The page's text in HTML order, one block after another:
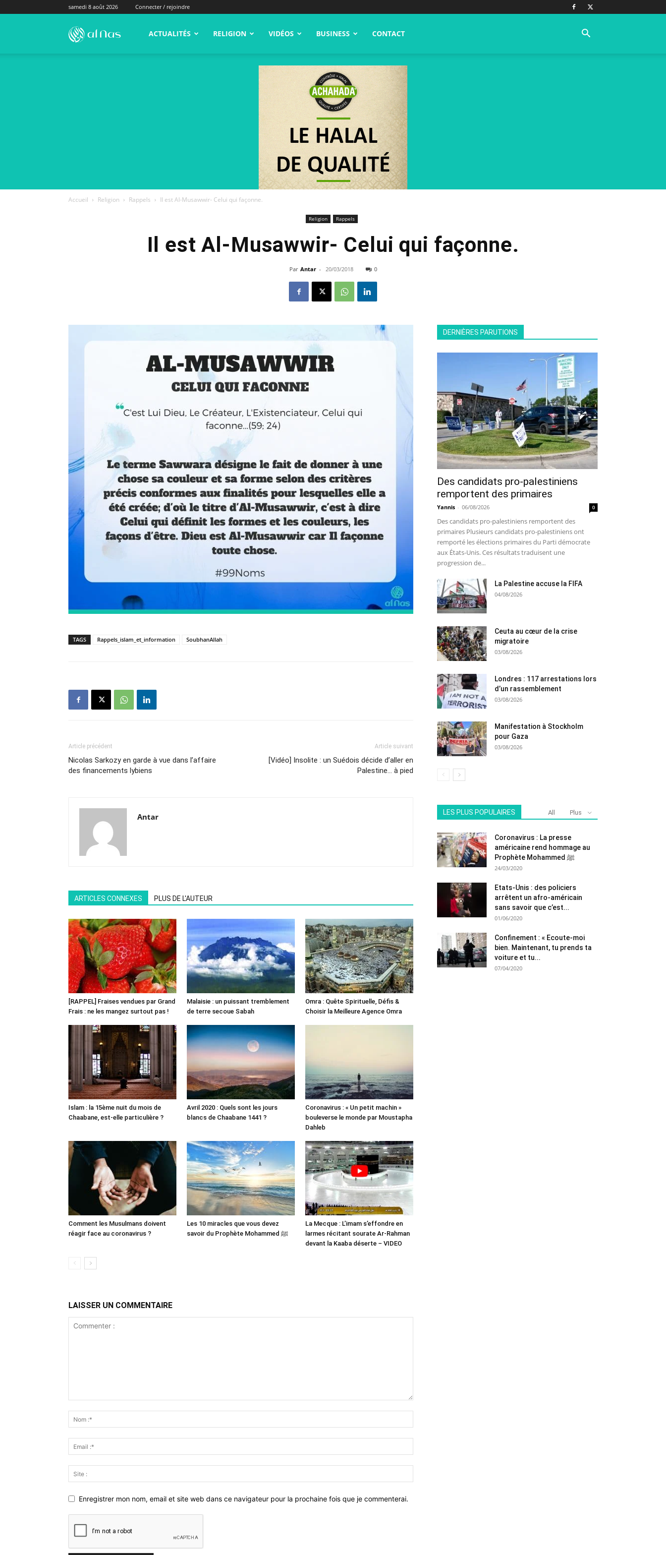
samedi 8 août 2026 Connecter / rejoindre
alNas.fr ACTUALITÉS RELIGION VIDÉOS BUSINESS CONTACT
Accueil Religion Rappels Il est Al-Musawwir- Celui qui façonne.
Religion Rappels
Il est Al-Musawwir- Celui qui façonne.
Par Antar - 20/03/2018 0
TAGS Rappels_islam_et_information SoubhanAllah
Article précédent
Nicolas Sarkozy en garde à vue dans l’affaire
des financements lybiens
Article suivant
[Vidéo] Insolite : un Suédois décide d’aller en
Palestine… à pied
Antar
ARTICLES CONNEXES PLUS DE L'AUTEUR
[RAPPEL] Fraises vendues par Grand
Frais : ne les mangez surtout pas !
Malaisie : un puissant tremblement
de terre secoue Sabah
Omra : Quête Spirituelle, Défis &
Choisir la Meilleure Agence Omra
Islam : la 15ème nuit du mois de
Chaabane, est-elle particulière ?
Avril 2020 : Quels sont les jours
blancs de Chaabane 1441 ?
Coronavirus : « Un petit machin »
bouleverse le monde par Moustapha
Dahleb
Comment les Musulmans doivent
réagir face au coronavirus ?
Les 10 miracles que vous devez
savoir du Prophète Mohammed ﷺ
La Mecque : L’imam s’effondre en
larmes récitant sourate Ar-Rahman
devant la Kaaba déserte – VIDEO
LAISSER UN COMMENTAIRE
Enregistrer mon nom, email et site web dans ce navigateur pour la prochaine fois que je commenterai.
DERNIÈRES PARUTIONS
Des candidats pro-palestiniens
remportent des primaires
Yannis - 06/08/2026 0
Des candidats pro-palestiniens remportent des
primaires Plusieurs candidats pro-palestiniens ont
remporté les élections primaires du Parti démocrate
aux États-Unis. Ces résultats traduisent une
progression de...
La Palestine accuse la FIFA
04/08/2026
Ceuta au cœur de la crise
migratoire
03/08/2026
Londres : 117 arrestations lors
d’un rassemblement
03/08/2026
Manifestation à Stockholm
pour Gaza
03/08/2026
LES PLUS POPULAIRES All Plus
Coronavirus : La presse
américaine rend hommage au
Prophète Mohammed ﷺ
24/03/2020
Etats-Unis : des policiers
arrêtent un afro-américain
sans savoir que c’est...
01/06/2020
Confinement : « Ecoute-moi
bien. Maintenant, tu prends ta
voiture et tu...
07/04/2020